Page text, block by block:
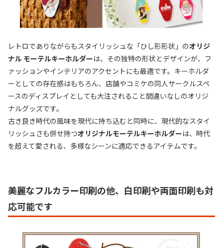
レトロでありながらもスタイリッシュな「ひし形形状」のオリジ
ナル モーテルキーホルダーは、その独特の形状とデザインが、フ
ァッションやインテリアのアクセントにも最適です。キーホルダ
ーとしての存在感はもちろん、店舗やコミケの同人サークルスペ
ースのディスプレイとしても大注されること間違いなしのオリジ
ナルグッズです。
古き良き時代の風味を現代に持ち込むと同時に、現代的なスタイ
リッシュさも併せ持つオリジナルモーテルキーホルダーは、時代
を超えて愛される、多様なシーンに適応できるアイテムです。
美麗なフルカラー印刷の他、白印刷や両面印刷も対
応可能です